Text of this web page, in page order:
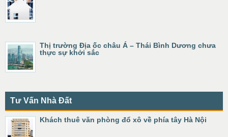
Thị trường Địa ốc châu Á – Thái Bình Dương chưa
thực sự khởi sắc
Tư Vấn Nhà Đất
Khách thuê văn phòng đổ xô về phía tây Hà Nội